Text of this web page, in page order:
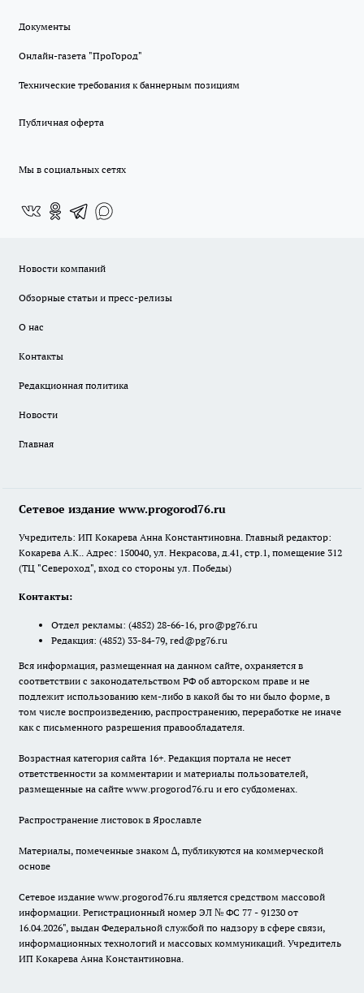
Документы
Онлайн-газета "ПроГород"
Технические требования к баннерным позициям
Публичная оферта
Мы в социальных сетях
Новости компаний
Обзорные статьи и пресс-релизы
О нас
Контакты
Редакционная политика
Новости
Главная
Сетевое издание www.progorod76.ru
Учредитель: ИП Кокарева Анна Константиновна. Главный редактор:
Кокарева А.К.. Адрес: 150040, ул. Некрасова, д.41, стр.1, помещение 312
(ТЦ "Североход", вход со стороны ул. Победы)
Контакты:
Отдел рекламы: (4852) 28-66-16, pro@pg76.ru
Редакция: (4852) 33-84-79, red@pg76.ru
Вся информация, размещенная на данном сайте, охраняется в
соответствии с законодательством РФ об авторском праве и не
подлежит использованию кем-либо в какой бы то ни было форме, в
том числе воспроизведению, распространению, переработке не иначе
как с письменного разрешения правообладателя.
Возрастная категория сайта 16+. Редакция портала не несет
ответственности за комментарии и материалы пользователей,
размещенные на сайте www.progorod76.ru и его субдоменах.
Распространение листовок в Ярославле
Материалы, помеченные знаком ∆, публикуются на коммерческой
основе
Сетевое издание www.progorod76.ru является средством массовой
информации. Регистрационный номер ЭЛ № ФС 77 - 91230 от
16.04.2026", выдан Федеральной службой по надзору в сфере связи,
информационных технологий и массовых коммуникаций. Учредитель
ИП Кокарева Анна Константиновна.